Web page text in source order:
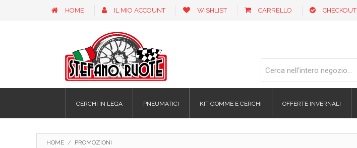
HOME IL MIO ACCOUNT WISHLIST CARRELLO CHECKOUT
CERCHI IN LEGA PNEUMATICI KIT GOMME E CERCHI OFFERTE INVERNALI
HOME / PROMOZIONI